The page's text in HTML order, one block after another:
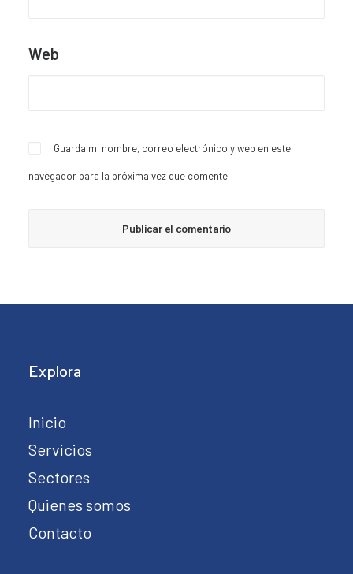
Web
Guarda mi nombre, correo electrónico y web en este
navegador para la próxima vez que comente.
Explora
Inicio
Servicios
Sectores
Quienes somos
Contacto